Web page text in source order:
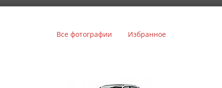
Все фотографии Избранное